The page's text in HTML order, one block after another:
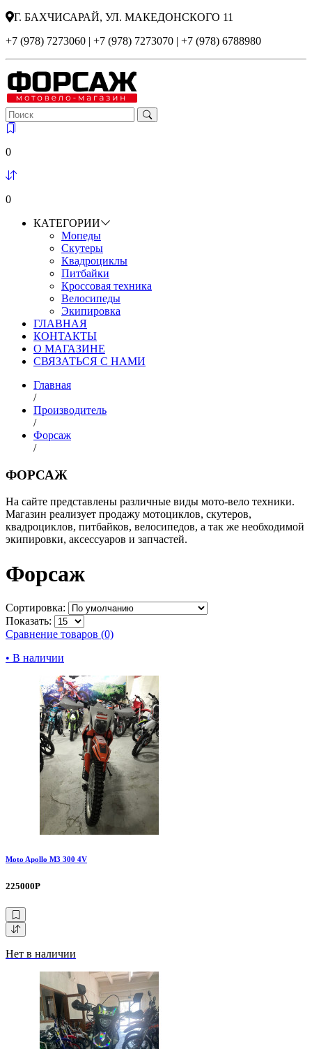
Г. БАХЧИСАРАЙ, УЛ. МАКЕДОНСКОГО 11
+7 (978) 7273060 | +7 (978) 7273070 | +7 (978) 6788980
0
0
КАТЕГОРИИ
Мопеды
Скутеры
Квадроциклы
Питбайки
Кроссовая техника
Велосипеды
Экипировка
ГЛАВНАЯ
КОНТАКТЫ
О МАГАЗИНЕ
СВЯЗАТЬСЯ С НАМИ
Главная
/
Производитель
/
Форсаж
/
ФОРСАЖ
На сайте представлены различные виды мото-вело техники.
Магазин реализует продажу мотоциклов, скутеров,
квадроциклов, питбайков, велосипедов, а так же необходимой
экипировки, аксессуаров и запчастей.
Форсаж
Сортировка:
Показать:
Сравнение товаров (0)
• В наличии
Moto Apollo M3 300 4V
225000Р
Нет в наличии